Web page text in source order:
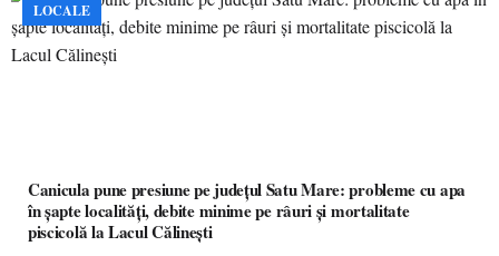
LOCALE
Canicula pune presiune pe județul Satu Mare: probleme cu apa
în șapte localități, debite minime pe râuri și mortalitate
piscicolă la Lacul Călinești